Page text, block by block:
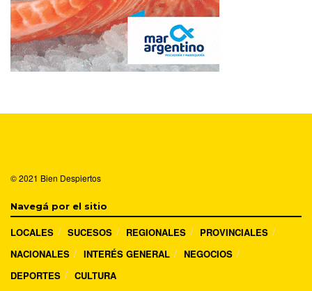
© 2021 Bien Despiertos
Navegá por el sitio
LOCALES SUCESOS REGIONALES
PROVINCIALES
NACIONALES
INTERÉS GENERAL
NEGOCIOS
DEPORTES
CULTURA